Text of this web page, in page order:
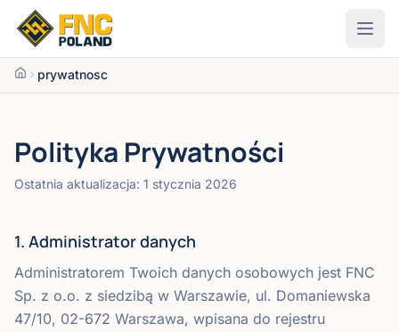
Przejdź do treści
prywatnosc
Polityka Prywatności
Ostatnia aktualizacja: 1 stycznia 2026
1. Administrator danych
Administratorem Twoich danych osobowych jest FNC
Sp. z o.o. z siedzibą w Warszawie, ul. Domaniewska
47/10, 02-672 Warszawa, wpisana do rejestru